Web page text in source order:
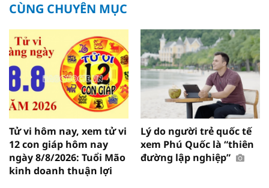
CÙNG CHUYÊN MỤC
Tử vi hôm nay, xem tử vi
12 con giáp hôm nay
ngày 8/8/2026: Tuổi Mão
kinh doanh thuận lợi
Lý do người trẻ quốc tế
xem Phú Quốc là “thiên
đường lập nghiệp”